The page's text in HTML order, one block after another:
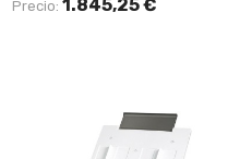
Precio: 1.845,25 €